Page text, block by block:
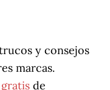
y consejos
marcas.
de